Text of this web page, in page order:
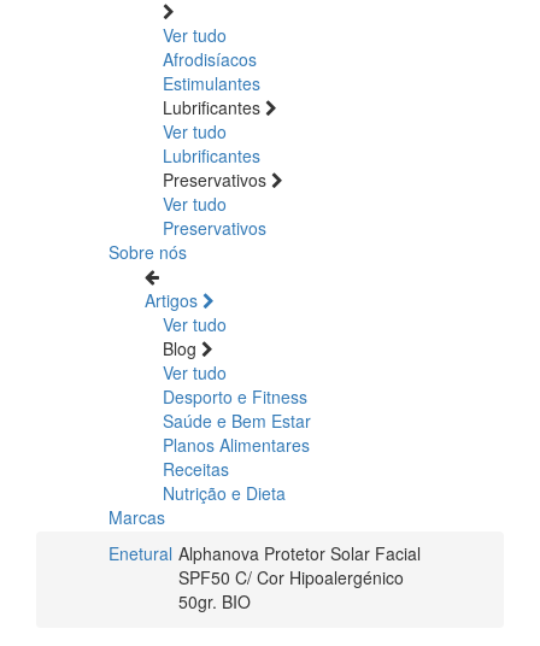
Ver tudo
Afrodisíacos
Estimulantes
Lubrificantes
Ver tudo
Lubrificantes
Preservativos
Ver tudo
Preservativos
Sobre nós
Artigos
Ver tudo
Blog
Ver tudo
Desporto e Fitness
Saúde e Bem Estar
Planos Alimentares
Receitas
Nutrição e Dieta
Marcas
Enetural Alphanova Protetor Solar Facial
SPF50 C/ Cor Hipoalergénico
50gr. BIO